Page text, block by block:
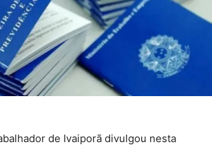
de Ivaiporã divulgou nesta